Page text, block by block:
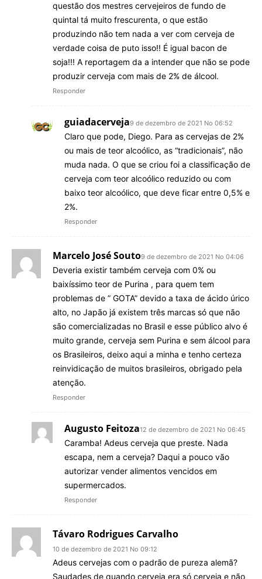
questão dos mestres cervejeiros de fundo de
quintal tá muito frescurenta, o que estão
produzindo não tem nada a ver com cerveja de
verdade coisa de puto isso!! É igual bacon de
soja!!! A reportagem da a intender que não se pode
produzir cerveja com mais de 2% de álcool.
Responder
guiadacerveja9 de dezembro de 2021 No 06:52
Claro que pode, Diego. Para as cervejas de 2%
ou mais de teor alcoólico, as “tradicionais”, não
muda nada. O que se criou foi a classificação de
cerveja com teor alcoólico reduzido ou com
baixo teor alcoólico, que deve ficar entre 0,5% e
2%.
Responder
Marcelo José Souto9 de dezembro de 2021 No 04:06
Deveria existir também cerveja com 0% ou
baixíssimo teor de Purina , para quem tem
problemas de ” GOTA” devido a taxa de ácido úrico
alto, no Japão já existem três marcas só que não
são comercializadas no Brasil e esse público alvo é
muito grande, cerveja sem Purina e sem álcool para
os Brasileiros, deixo aqui a minha e tenho certeza
reinvidicação de muitos brasileiros, obrigado pela
atenção.
Responder
Augusto Feitoza12 de dezembro de 2021 No 06:45
Caramba! Adeus cerveja que preste. Nada
escapa, nem a cerveja? Daqui a pouco vão
autorizar vender alimentos vencidos em
supermercados.
Responder
Távaro Rodrigues Carvalho
10 de dezembro de 2021 No 09:12
Adeus cervejas com o padrão de pureza alemã?
Saudades de quando cerveja era só cerveja e não